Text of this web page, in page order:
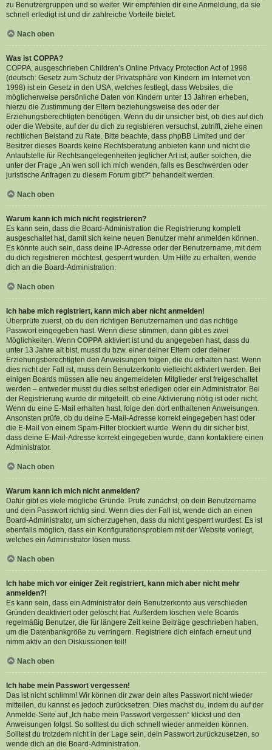
zu Benutzergruppen und so weiter. Wir empfehlen dir eine Anmeldung, da sie
schnell erledigt ist und dir zahlreiche Vorteile bietet.
Nach oben
Was ist COPPA?
COPPA, ausgeschrieben Children’s Online Privacy Protection Act of 1998
(deutsch: Gesetz zum Schutz der Privatsphäre von Kindern im Internet von
1998) ist ein Gesetz in den USA, welches festlegt, dass Websites, die
möglicherweise persönliche Daten von Kindern unter 13 Jahren erheben,
hierzu die Zustimmung der Eltern beziehungsweise des oder der
Erziehungsberechtigten benötigen. Wenn du dir unsicher bist, ob dies auf dich
oder die Website, auf der du dich zu registrieren versuchst, zutrifft, ziehe einen
rechtlichen Beistand zu Rate. Bitte beachte, dass phpBB Limited und der
Besitzer dieses Boards keine Rechtsberatung anbieten kann und nicht die
Anlaufstelle für Rechtsangelegenheiten jeglicher Art ist; außer solchen, die
unter der Frage „An wen soll ich mich wenden, falls es Beschwerden oder
juristische Anfragen zu diesem Forum gibt?“ behandelt werden.
Nach oben
Warum kann ich mich nicht registrieren?
Es kann sein, dass die Board-Administration die Registrierung komplett
ausgeschaltet hat, damit sich keine neuen Benutzer mehr anmelden können.
Es könnte auch sein, dass deine IP-Adresse oder der Benutzername, mit dem
du dich registrieren möchtest, gesperrt wurden. Um Hilfe zu erhalten, wende
dich an die Board-Administration.
Nach oben
Ich habe mich registriert, kann mich aber nicht anmelden!
Überprüfe zuerst, ob du den richtigen Benutzernamen und das richtige
Passwort eingegeben hast. Wenn diese stimmen, dann gibt es zwei
Möglichkeiten. Wenn COPPA aktiviert ist und du angegeben hast, dass du
unter 13 Jahre alt bist, musst du bzw. einer deiner Eltern oder deiner
Erziehungsberechtigten den Anweisungen folgen, die du erhalten hast. Wenn
dies nicht der Fall ist, muss dein Benutzerkonto vielleicht aktiviert werden. Bei
einigen Boards müssen alle neu angemeldeten Mitglieder erst freigeschaltet
werden – entweder musst du dies selbst erledigen oder ein Administrator. Bei
der Registrierung wurde dir mitgeteilt, ob eine Aktivierung nötig ist oder nicht.
Wenn du eine E-Mail erhalten hast, folge den dort enthaltenen Anweisungen.
Ansonsten prüfe, ob du deine E-Mail-Adresse korrekt eingegeben hast oder
die E-Mail von einem Spam-Filter blockiert wurde. Wenn du dir sicher bist,
dass deine E-Mail-Adresse korrekt eingegeben wurde, dann kontaktiere einen
Administrator.
Nach oben
Warum kann ich mich nicht anmelden?
Dafür gibt es viele mögliche Gründe. Prüfe zunächst, ob dein Benutzername
und dein Passwort richtig sind. Wenn dies der Fall ist, wende dich an einen
Board-Administrator, um sicherzugehen, dass du nicht gesperrt wurdest. Es ist
ebenfalls möglich, dass ein Konfigurationsproblem mit der Website vorliegt,
welches ein Administrator lösen muss.
Nach oben
Ich habe mich vor einiger Zeit registriert, kann mich aber nicht mehr
anmelden?!
Es kann sein, dass ein Administrator dein Benutzerkonto aus verschieden
Gründen deaktiviert oder gelöscht hat. Außerdem löschen viele Boards
regelmäßig Benutzer, die für längere Zeit keine Beiträge geschrieben haben,
um die Datenbankgröße zu verringern. Registriere dich einfach erneut und
nimm aktiv an den Diskussionen teil!
Nach oben
Ich habe mein Passwort vergessen!
Das ist nicht schlimm! Wir können dir zwar dein altes Passwort nicht wieder
mitteilen, du kannst es jedoch zurücksetzen. Dies machst du, indem du auf der
Anmelde-Seite auf „Ich habe mein Passwort vergessen“ klickst und den
Anweisungen folgst. So solltest du dich schnell wieder anmelden können.
Solltest du trotzdem nicht in der Lage sein, dein Passwort zurückzusetzen, so
wende dich an die Board-Administration.